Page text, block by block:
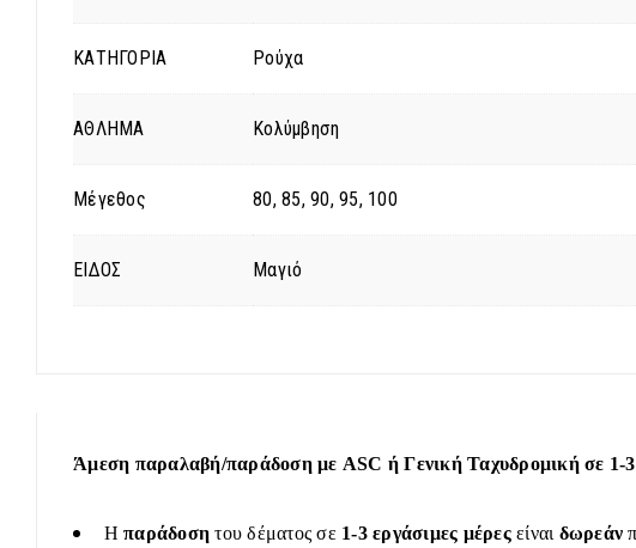
ΚΑΤΗΓΟΡΙΑ Ρούχα
ΑΘΛΗΜΑ Κολύμβηση
Μέγεθος 80, 85, 90, 95, 100
ΕΙΔΟΣ Μαγιό
Άμεση παραλαβή/παράδοση με ASC ή Γενική Ταχυδρομική σε 1-
Ηπαράδοση του δέματος σε 1-3 εργάσιμες μέρεςείναι δωρεάν